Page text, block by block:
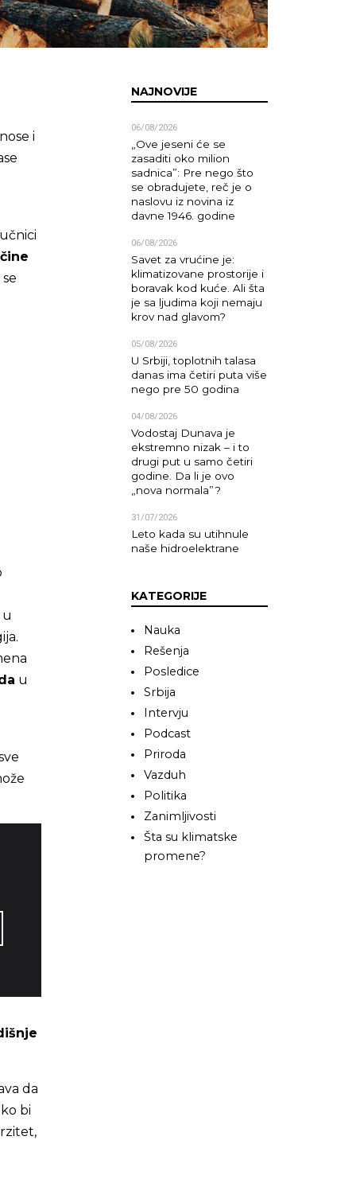
i
u
u
da
bi
NAJNOVIJE
06/08/2026
„Ove jeseni će se
zasaditi oko milion
sadnica”: Pre nego što
se obradujete, reč je o
naslovu iz novina iz
davne 1946. godine
06/08/2026
Savet za vrućine je:
klimatizovane prostorije i
boravak kod kuće. Ali šta
je sa ljudima koji nemaju
krov nad glavom?
05/08/2026
U Srbiji, toplotnih talasa
danas ima četiri puta više
nego pre 50 godina
04/08/2026
Vodostaj Dunava je
ekstremno nizak – i to
drugi put u samo četiri
godine. Da li je ovo
„nova normala”?
31/07/2026
Leto kada su utihnule
naše hidroelektrane
KATEGORIJE
Nauka
Rešenja
Posledice
Srbija
Intervju
Podcast
Priroda
Vazduh
Politika
Zanimljivosti
Šta su klimatske
promene?